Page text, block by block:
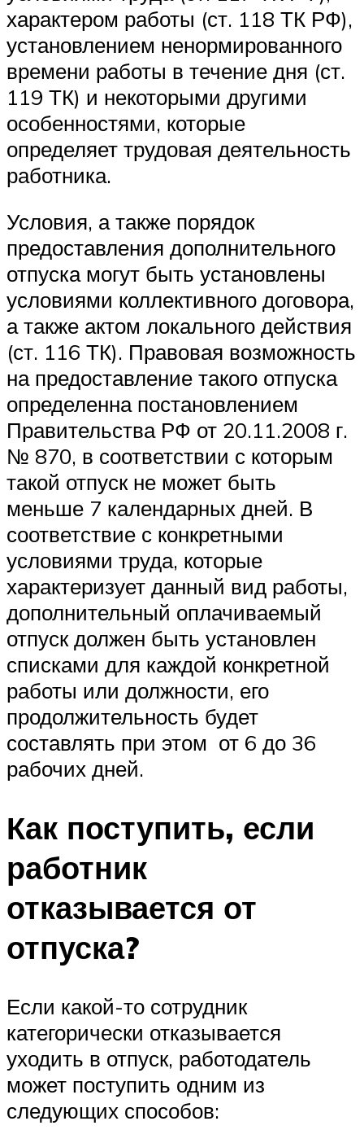
характером работы (ст. 118 ТК РФ),
установлением ненормированного
времени работы в течение дня (ст.
119 ТК) и некоторыми другими
особенностями, которые
определяет трудовая деятельность
работника.
Условия, а также порядок
предоставления дополнительного
отпуска могут быть установлены
условиями коллективного договора,
а также актом локального действия
(ст. 116 ТК). Правовая возможность
на предоставление такого отпуска
определенна постановлением
Правительства РФ от 20.11.2008 г.
№ 870, в соответствии с которым
такой отпуск не может быть
меньше 7 календарных дней. В
соответствие с конкретными
условиями труда, которые
характеризует данный вид работы,
дополнительный оплачиваемый
отпуск должен быть установлен
списками для каждой конкретной
работы или должности, его
продолжительность будет
составлять при этом от 6 до 36
рабочих дней.
Как поступить, если
работник
отказывается от
отпуска?
Если какой-то сотрудник
категорически отказывается
уходить в отпуск, работодатель
может поступить одним из
следующих способов: